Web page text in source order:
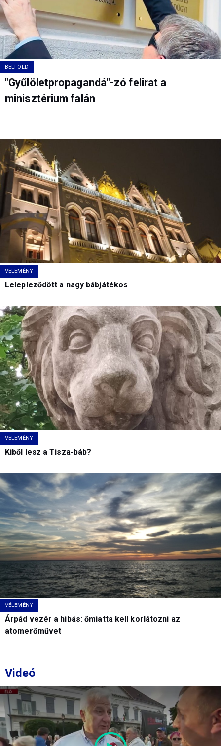
BELFÖLD
"Gyűlöletpropagandá"-zó felirat a
minisztérium falán
VÉLEMÉNY
Lelepleződött a nagy bábjátékos
VÉLEMÉNY
Kiből lesz a Tisza-báb?
VÉLEMÉNY
Árpád vezér a hibás: őmiatta kell korlátozni az
atomerőművet
Videó